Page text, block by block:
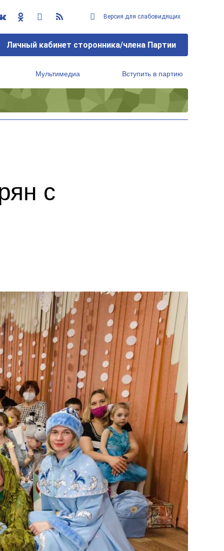
Версия для слабовидящих
Личный кабинет сторонника/члена Партии
Мультимедиа Вступить в партию
с